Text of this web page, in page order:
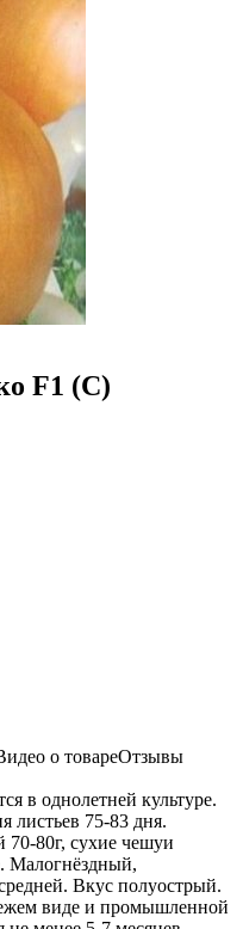
F1 (С)
о товареОтзывы
в однолетней культуре.
листьев 75-83 дня.
80г, сухие чешуи
Малогнёздный,
Вкус полуострый.
виде и промышленной